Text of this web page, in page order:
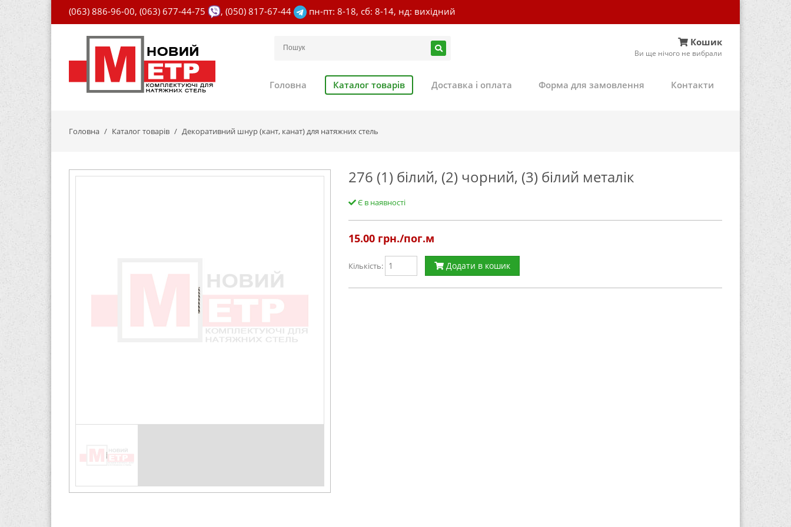
(063) 886-96-00, (063) 677-44-75 , (050) 817-67-44 пн-пт: 8-18, сб: 8-14, нд: вихідний
Кошик
Ви ще нічого не вибрали
Головна Каталог товарів Доставка і оплата Форма для замовлення Контакти
Головна Каталог товарів Декоративний шнур (кант, канат) для натяжних стель
276 (1) білий, (2) чорний, (3) білий металік
Є в наявності
15.00 грн./пог.м
Кількість: Додати в кошик